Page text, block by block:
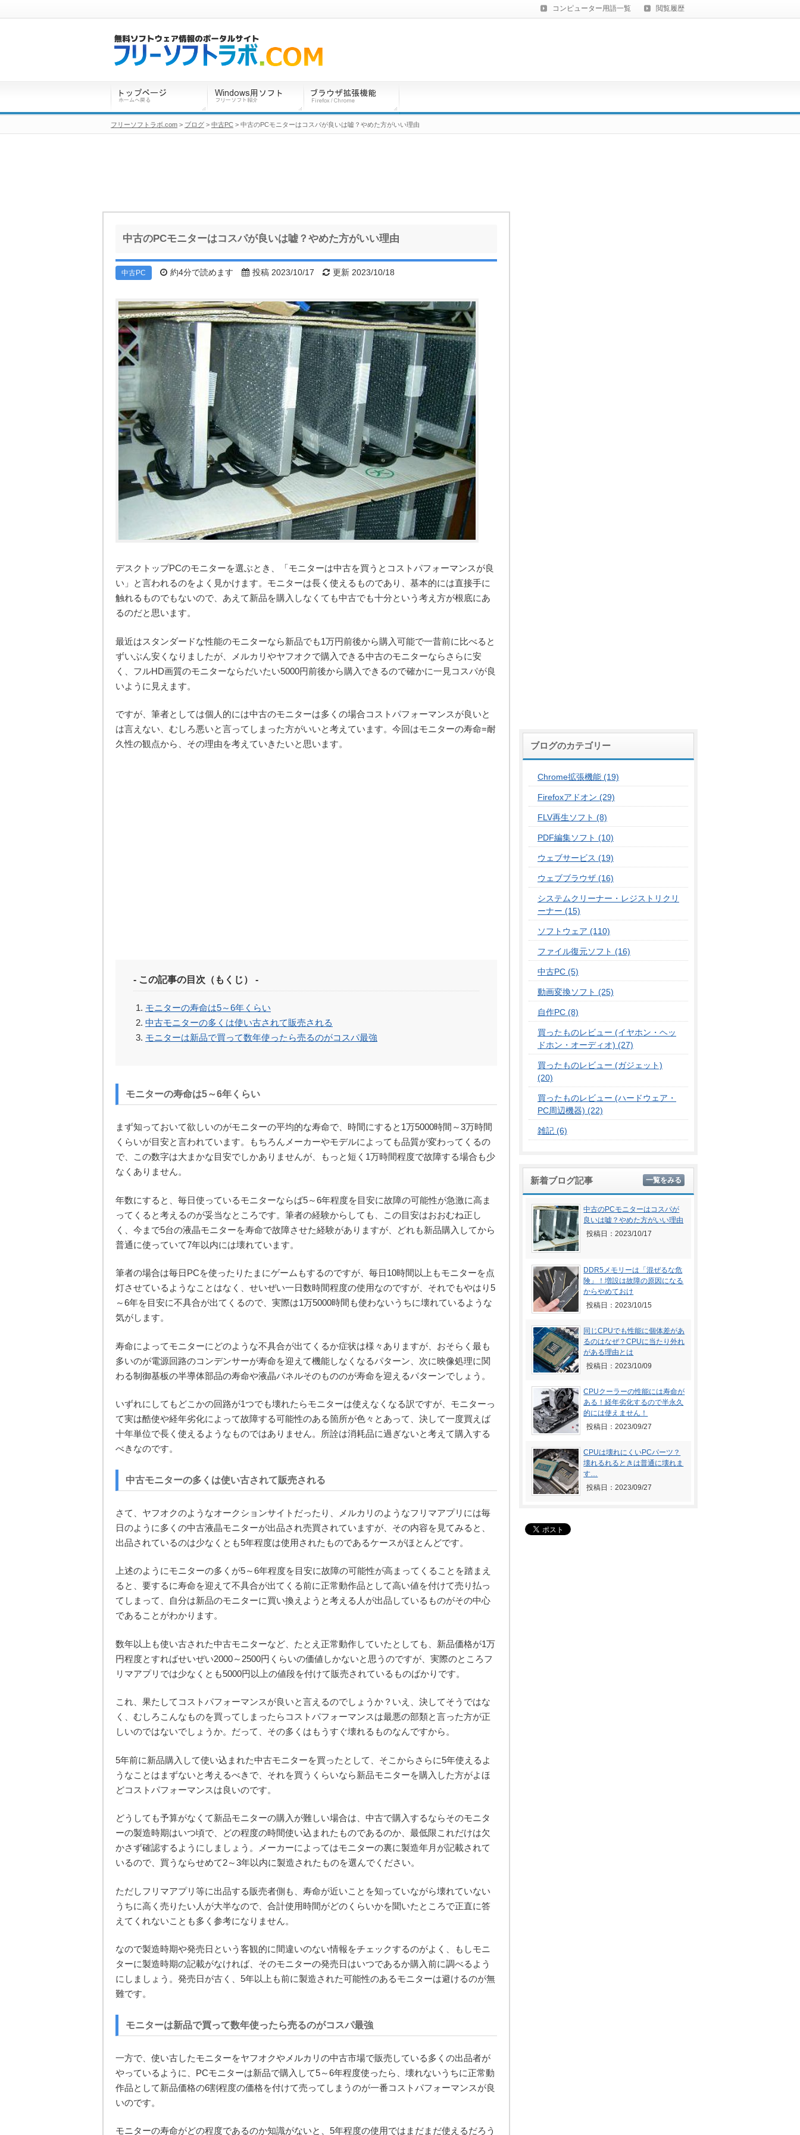
中古のPCモニターはコスパが良いは嘘？やめた方がいい理由
中古PC 約4分で読めます 投稿 2023/10/17 更新 2023/10/18
デスクトップPCのモニターを選ぶとき、「モニターは中古を買うとコストパフォーマンスが良
い」と言われるのをよく見かけます。モニターは長く使えるものであり、基本的には直接手に
触れるものでもないので、あえて新品を購入しなくても中古でも十分という考え方が根底にあ
るのだと思います。
最近はスタンダードな性能のモニターなら新品でも1万円前後から購入可能で一昔前に比べると
ずいぶん安くなりましたが、メルカリやヤフオクで購入できる中古のモニターならさらに安
く、フルHD画質のモニターならだいたい5000円前後から購入できるので確かに一見コスパが良
いように見えます。
ですが、筆者としては個人的には中古のモニターは多くの場合コストパフォーマンスが良いと
は言えない、むしろ悪いと言ってしまった方がいいと考えています。今回はモニターの寿命=耐
久性の観点から、その理由を考えていきたいと思います。
- この記事の目次（もくじ） -
モニターの寿命は5～6年くらい
中古モニターの多くは使い古されて販売される
モニターは新品で買って数年使ったら売るのがコスパ最強
モニターの寿命は5～6年くらい
まず知っておいて欲しいのがモニターの平均的な寿命で、時間にすると1万5000時間～3万時間
くらいが目安と言われています。もちろんメーカーやモデルによっても品質が変わってくるの
で、この数字は大まかな目安でしかありませんが、もっと短く1万時間程度で故障する場合も少
なくありません。
年数にすると、毎日使っているモニターならば5～6年程度を目安に故障の可能性が急激に高ま
ってくると考えるのが妥当なところです。筆者の経験からしても、この目安はおおむね正し
く、今まで5台の液晶モニターを寿命で故障させた経験がありますが、どれも新品購入してから
普通に使っていて7年以内には壊れています。
筆者の場合は毎日PCを使ったりたまにゲームもするのですが、毎日10時間以上もモニターを点
灯させているようなことはなく、せいぜい一日数時間程度の使用なのですが、それでもやはり5
～6年を目安に不具合が出てくるので、実際は1万5000時間も使わないうちに壊れているような
気がします。
寿命によってモニターにどのような不具合が出てくるか症状は様々ありますが、おそらく最も
多いのが電源回路のコンデンサーが寿命を迎えて機能しなくなるパターン、次に映像処理に関
わる制御基板の半導体部品の寿命や液晶パネルそのもののが寿命を迎えるパターンでしょう。
いずれにしてもどこかの回路が1つでも壊れたらモニターは使えなくなる訳ですが、モニターっ
て実は酷使や経年劣化によって故障する可能性のある箇所が色々とあって、決して一度買えば
十年単位で長く使えるようなものではありません。所詮は消耗品に過ぎないと考えて購入する
べきなのです。
中古モニターの多くは使い古されて販売される
さて、ヤフオクのようなオークションサイトだったり、メルカリのようなフリマアプリには毎
日のように多くの中古液晶モニターが出品され売買されていますが、その内容を見てみると、
出品されているのは少なくとも5年程度は使用されたものであるケースがほとんどです。
上述のようにモニターの多くが5～6年程度を目安に故障の可能性が高まってくることを踏まえ
ると、要するに寿命を迎えて不具合が出てくる前に正常動作品として高い値を付けて売り払っ
てしまって、自分は新品のモニターに買い換えようと考える人が出品しているものがその中心
であることがわかります。
数年以上も使い古された中古モニターなど、たとえ正常動作していたとしても、新品価格が1万
円程度とすればせいぜい2000～2500円くらいの価値しかないと思うのですが、実際のところフ
リマアプリでは少なくとも5000円以上の値段を付けて販売されているものばかりです。
これ、果たしてコストパフォーマンスが良いと言えるのでしょうか？いえ、決してそうではな
く、むしろこんなものを買ってしまったらコストパフォーマンスは最悪の部類と言った方が正
しいのではないでしょうか。だって、その多くはもうすぐ壊れるものなんですから。
5年前に新品購入して使い込まれた中古モニターを買ったとして、そこからさらに5年使えるよ
うなことはまずないと考えるべきで、それを買うくらいなら新品モニターを購入した方がよほ
どコストパフォーマンスは良いのです。
どうしても予算がなくて新品モニターの購入が難しい場合は、中古で購入するならそのモニタ
ーの製造時期はいつ頃で、どの程度の時間使い込まれたものであるのか、最低限これだけは欠
かさず確認するようにしましょう。メーカーによってはモニターの裏に製造年月が記載されて
いるので、買うならせめて2～3年以内に製造されたものを選んでください。
ただしフリマアプリ等に出品する販売者側も、寿命が近いことを知っていながら壊れていない
うちに高く売りたい人が大半なので、合計使用時間がどのくらいかを聞いたところで正直に答
えてくれないことも多く参考になりません。
なので製造時期や発売日という客観的に間違いのない情報をチェックするのがよく、もしモニ
ターに製造時期の記載がなければ、そのモニターの発売日はいつであるか購入前に調べるよう
にしましょう。発売日が古く、5年以上も前に製造された可能性のあるモニターは避けるのが無
難です。
モニターは新品で買って数年使ったら売るのがコスパ最強
一方で、使い古したモニターをヤフオクやメルカリの中古市場で販売している多くの出品者が
やっているように、PCモニターは新品で購入して5～6年程度使ったら、壊れないうちに正常動
作品として新品価格の6割程度の価格を付けて売ってしまうのが一番コストパフォーマンスが良
いのです。
モニターの寿命がどの程度であるのか知識がないと、5年程度の使用ではまだまだ使えるだろう
ブログのカテゴリー
Chrome拡張機能 (19)
Firefoxアドオン (29)
FLV再生ソフト (8)
PDF編集ソフト (10)
ウェブサービス (19)
ウェブブラウザ (16)
システムクリーナー・レジストリクリ
ーナー (15)
ソフトウェア (110)
ファイル復元ソフト (16)
中古PC (5)
動画変換ソフト (25)
自作PC (8)
買ったものレビュー (イヤホン・ヘッ
ドホン・オーディオ) (27)
買ったものレビュー (ガジェット)
(20)
買ったものレビュー (ハードウェア・
PC周辺機器) (22)
雑記 (6)
新着ブログ記事 一覧をみる
中古のPCモニターはコスパが
良いは嘘？やめた方がいい理由
投稿日：2023/10/17
DDR5メモリーは「混ぜるな危
険」！増設は故障の原因になる
からやめておけ
投稿日：2023/10/15
同じCPUでも性能に個体差があ
るのはなぜ？CPUに当たり外れ
がある理由とは
投稿日：2023/10/09
CPUクーラーの性能には寿命が
ある！経年劣化するので半永久
的には使えません！
投稿日：2023/09/27
CPUは壊れにくいPCパーツ？
壊れるれるときは普通に壊れま
す…
投稿日：2023/09/27
コンピューター用語一覧 閲覧履歴
フリーソフトラボ.com > ブログ > 中古PC > 中古のPCモニターはコスパが良いは嘘？やめた方がいい理由